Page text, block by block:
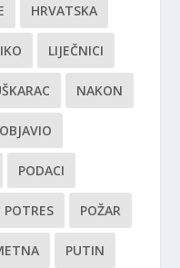
HRVATSKA
LIJEČNICI
NAKON
OBJAVIO
PODACI
POTRES POŽAR
PUTIN